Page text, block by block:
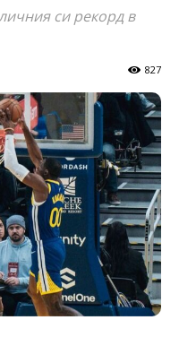
си рекорд в
827